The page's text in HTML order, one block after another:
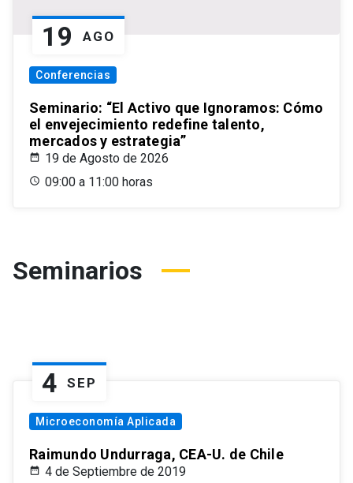
19 AGO
Conferencias
Seminario: “El Activo que Ignoramos: Cómo
el envejecimiento redefine talento,
mercados y estrategia”
19 de Agosto de 2026
09:00 a 11:00 horas
Seminarios
4 SEP
Microeconomía Aplicada
Raimundo Undurraga, CEA-U. de Chile
4 de Septiembre de 2019